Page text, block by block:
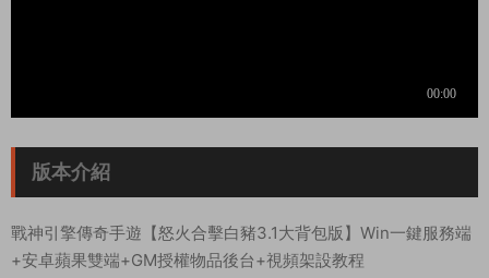
版本介紹
戰神引擎傳奇手遊【怒火合擊白豬3.1大背包版】Win一鍵服務端
+安卓蘋果雙端+GM授權物品後台+視頻架設教程